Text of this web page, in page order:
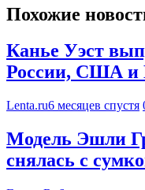
Похожие
Канье Уэст
России, США и
Lenta.ru6 месяцев спустя
Модель Эшли
снялась с